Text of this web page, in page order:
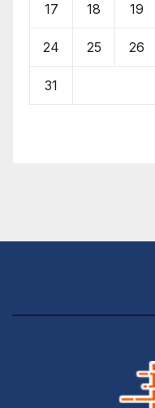
17 18 19
24 25 26
31